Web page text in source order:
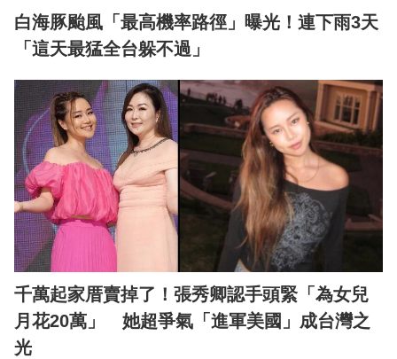
白海豚颱風「最高機率路徑」曝光！連下雨3天
「這天最猛全台躲不過」
千萬起家厝賣掉了！張秀卿認手頭緊「為女兒
月花20萬」 她超爭氣「進軍美國」成台灣之
光